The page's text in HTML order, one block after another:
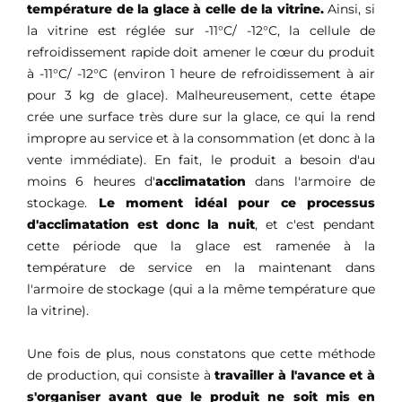
température de la glace à celle de la vitrine.Ainsi, si
la vitrine est réglée sur -11°C/ -12°C, la cellule de
refroidissement rapide doit amener le cœur du produit
à -11°C/ -12°C (environ 1 heure de refroidissement à air
pour 3 kg de glace). Malheureusement, cette étape
crée une surface très dure sur la glace, ce qui la rend
impropre au service et à la consommation (et donc à la
vente immédiate). En fait, le produit a besoin d'au
moins 6 heures d'acclimatation dans l'armoire de
stockage. Le moment idéal pour ce processus
d'acclimatation est donc la nuit, et c'est pendant
cette période que la glace est ramenée à la
température de service en la maintenant dans
l'armoire de stockage (qui a la même température que
la vitrine).
Une fois de plus, nous constatons que cette méthode
de production, qui consiste àtravailler à l'avance et à
s'organiser avant que le produit ne soit mis en